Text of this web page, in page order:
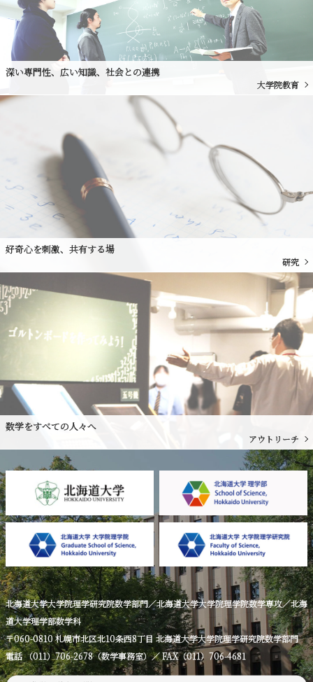
深い専門性、広い知識、社会との連携
大学院教育
好奇心を刺激、共有する場
研究
数学をすべての人々へ
アウトリーチ
北海道大学大学院理学研究院数学部門／北海道大学大学院理学院数学専攻／北海
道大学理学部数学科
〒060-0810 札幌市北区北10条西8丁目 北海道大学大学院理学研究院数学部門
電話 （011）706-2678（数学事務室）／ FAX（011）706-4681